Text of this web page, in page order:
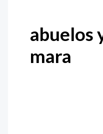
abuelos
mara